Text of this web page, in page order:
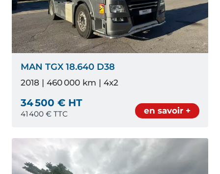
MAN TGX 18.640 D38
2018 | 460 000 km | 4x2
34 500 € HT
41 400 € TTC en savoir +